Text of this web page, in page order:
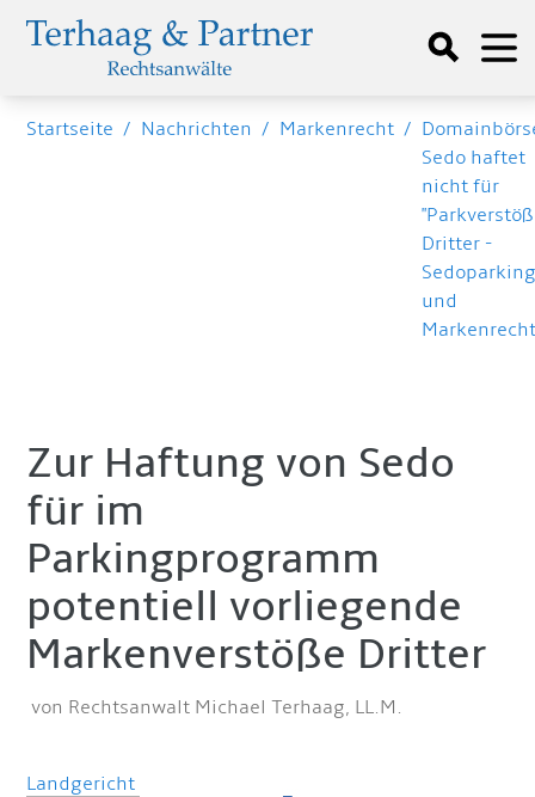
Startseite / Nachrichten / Markenrecht /
Sedo haftet
nicht für
Dritter -
und
Zur Haftung von Sedo
für im
Parkingprogramm
potentiell vorliegende
Markenverstöße Dritter
von Rechtsanwalt Michael Terhaag, LL.M.
Landgericht